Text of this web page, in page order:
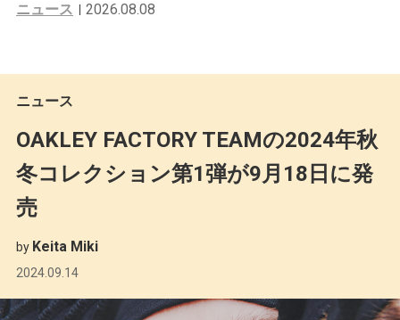
ニュース
2026.08.08
ニュース
OAKLEY FACTORY TEAMの2024年秋
冬コレクション第1弾が9月18日に発
売
by Keita Miki
2024.09.14